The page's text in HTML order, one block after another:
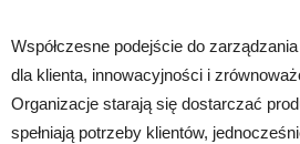
Współczesne podejście do
dla klienta, innowacyjności i
Organizacje starają się dostarczać
spełniają potrzeby klientów,